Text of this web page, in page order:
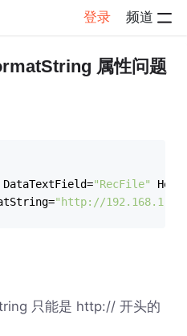
登录 频道
属性问题
"RecFile"
"http://
只能是 http:// 开头的